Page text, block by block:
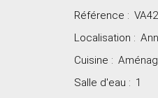
Référence :
Localisation :
Cuisine :
Salle d'eau : 1